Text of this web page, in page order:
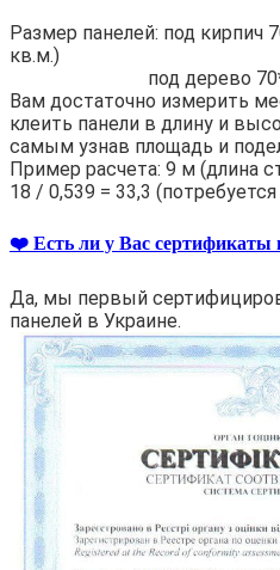
Размер панелей: под кирпич
кв.м.)
под дерево 70*70
Вам достаточно измерить
клеить панели в длину и
самым узнав площадь и
Пример расчета: 9 м (длина
18 / 0,539 = 33,3
❤️ Есть ли у Вас сертификаты
Да, мы первый
панелей в Украине.